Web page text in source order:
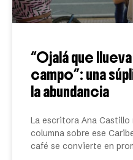
“Ojalá que
campo”: una
la abundancia
La escritora Ana
columna sobre ese
café se convierte en